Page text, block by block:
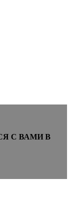
С ВАМИ В